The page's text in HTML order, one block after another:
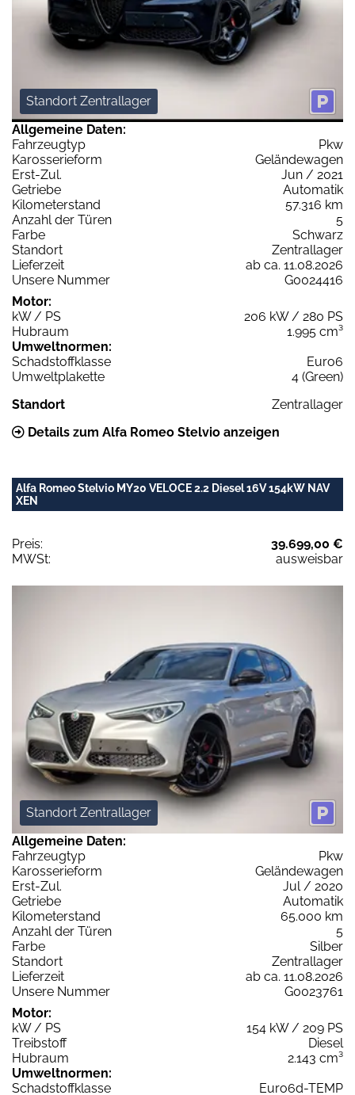
Standort Zentrallager
Allgemeine Daten:
Fahrzeugtyp
Pkw
Karosserieform
Geländewagen
Erst-Zul.
Jun / 2021
Getriebe
Automatik
Kilometerstand
57.316 km
Anzahl der Türen
5
Farbe
Schwarz
Standort
Zentrallager
Lieferzeit
ab ca. 11.08.2026
Unsere Nummer
G0024416
Motor:
kW / PS
206 kW / 280 PS
Hubraum
1.995 cm³
Umweltnormen:
Schadstoffklasse
Euro6
Umweltplakette
4 (Green)
Standort
Zentrallager
Details zum Alfa Romeo Stelvio anzeigen
Alfa Romeo Stelvio MY20 VELOCE 2.2 Diesel 16V 154kW NAV
XEN
Preis:
39.699,00 €
MWSt:
ausweisbar
Standort Zentrallager
Allgemeine Daten:
Fahrzeugtyp
Pkw
Karosserieform
Geländewagen
Erst-Zul.
Jul / 2020
Getriebe
Automatik
Kilometerstand
65.000 km
Anzahl der Türen
5
Farbe
Silber
Standort
Zentrallager
Lieferzeit
ab ca. 11.08.2026
Unsere Nummer
G0023761
Motor:
kW / PS
154 kW / 209 PS
Treibstoff
Diesel
Hubraum
2.143 cm³
Umweltnormen:
Schadstoffklasse
Euro6d-TEMP